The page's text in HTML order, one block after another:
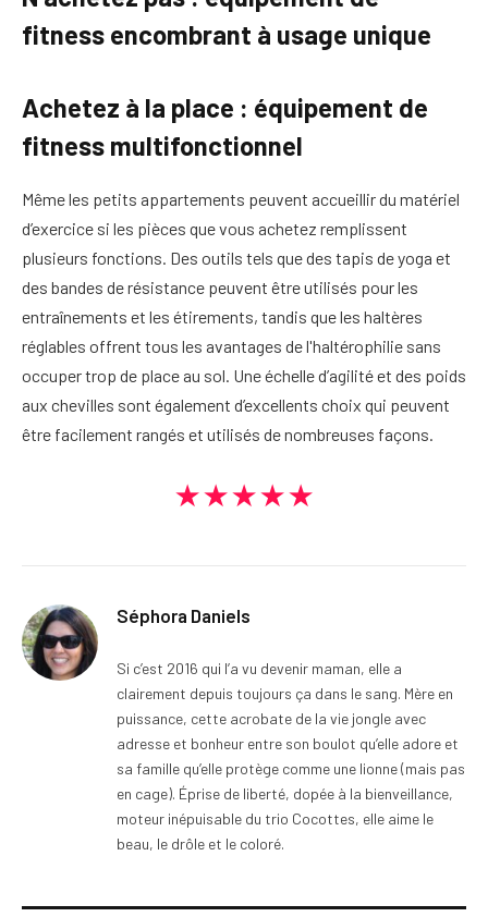
fitness encombrant à usage unique
Achetez à la place : équipement de
fitness multifonctionnel
Même les petits appartements peuvent accueillir du matériel
d’exercice si les pièces que vous achetez remplissent
plusieurs fonctions. Des outils tels que des tapis de yoga et
des bandes de résistance peuvent être utilisés pour les
entraînements et les étirements, tandis que les haltères
réglables offrent tous les avantages de l'haltérophilie sans
occuper trop de place au sol. Une échelle d’agilité et des poids
aux chevilles sont également d’excellents choix qui peuvent
être facilement rangés et utilisés de nombreuses façons.
★★★★★
Séphora Daniels
Si c’est 2016 qui l’a vu devenir maman, elle a
clairement depuis toujours ça dans le sang. Mère en
puissance, cette acrobate de la vie jongle avec
adresse et bonheur entre son boulot qu’elle adore et
sa famille qu’elle protège comme une lionne (mais pas
en cage). Éprise de liberté, dopée à la bienveillance,
moteur inépuisable du trio Cocottes, elle aime le
beau, le drôle et le coloré.